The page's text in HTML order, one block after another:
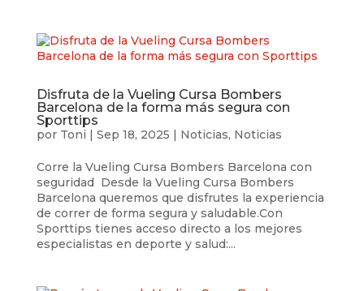
Disfruta de la Vueling Cursa Bombers
Barcelona de la forma más segura con
Sporttips
por Toni Sep 18, 2025 Noticias, Noticias
Corre la Vueling Cursa Bombers Barcelona con
seguridad Desde la Vueling Cursa Bombers
Barcelona queremos que disfrutes la experiencia
de correr de forma segura y saludable.Con
Sporttips tienes acceso directo a los mejores
especialistas en deporte y salud:...